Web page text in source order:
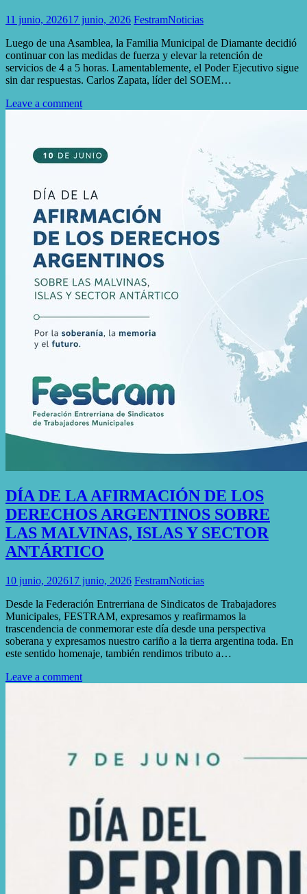
11 junio, 202617 junio, 2026 FestramNoticias
Luego de una Asamblea, la Familia Municipal de Diamante decidió
continuar con las medidas de fuerza y elevar la retención de
servicios de 4 a 5 horas. Lamentablemente, el Poder Ejecutivo sigue
sin dar respuestas. Carlos Zapata, líder del SOEM…
Leave a comment
DÍA DE LA AFIRMACIÓN DE LOS
DERECHOS ARGENTINOS SOBRE
LAS MALVINAS, ISLAS Y SECTOR
ANTÁRTICO
10 junio, 202617 junio, 2026 FestramNoticias
Desde la Federación Entrerriana de Sindicatos de Trabajadores
Municipales, FESTRAM, expresamos y reafirmamos la
trascendencia de conmemorar este día desde una perspectiva
soberana y expresamos nuestro cariño a la tierra argentina toda. En
este sentido homenaje, también rendimos tributo a…
Leave a comment